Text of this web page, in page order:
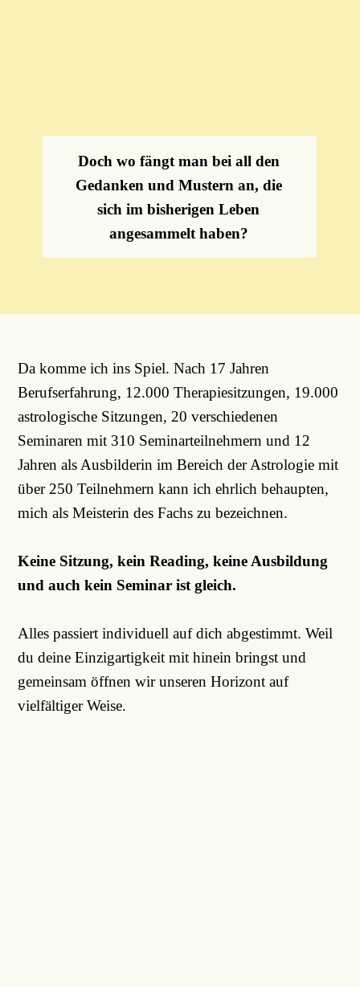
Doch wo fängt man bei all den
Gedanken und Mustern an, die
sich im bisherigen Leben
angesammelt haben?
Da komme ich ins Spiel. Nach 17 Jahren
Berufserfahrung, 12.000 Therapiesitzungen, 19.000
astrologische Sitzungen, 20 verschiedenen
Seminaren mit 310 Seminarteilnehmern und 12
Jahren als Ausbilderin im Bereich der Astrologie mit
über 250 Teilnehmern kann ich ehrlich behaupten,
mich als Meisterin des Fachs zu bezeichnen.
Keine Sitzung, kein Reading, keine Ausbildung
und auch kein Seminar ist gleich.
Alles passiert individuell auf dich abgestimmt. Weil
du deine Einzigartigkeit mit hinein bringst und
gemeinsam öffnen wir unseren Horizont auf
vielfältiger Weise.